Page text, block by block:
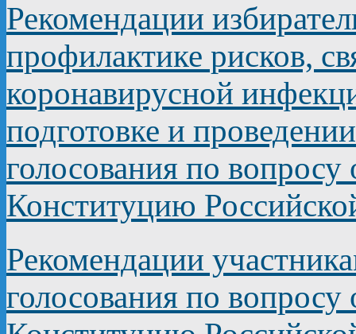
Рекомендации
профилактике рисков,
коронавирусной
подготовке и
голосования по
Конституцию
Рекомендации
голосования по